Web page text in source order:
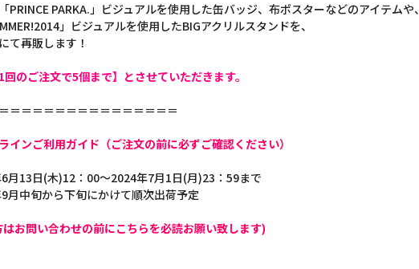
PRINCE PARKA.」ビジュアルを使用した缶バッジ、布ポスターなどのアイテムや、
」ビジュアルを使用したBIGアクリルスタンドを、
て再販します！
のご注文で5個まで】とさせていただきます。
＝＝＝＝＝＝＝＝＝＝＝＝＝＝＝
ンご利用ガイド（ご注文の前に必ずご確認ください）
月13日(木)12：00～2024年7月1日(月)23：59まで
中旬から下旬にかけて順次出荷予定
お問い合わせの前にこちらを必読お願い致します)